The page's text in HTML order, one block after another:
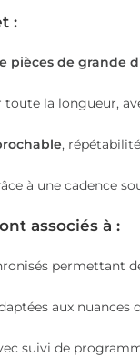
:
pièces de grande
toute la longueur,
,
à une cadence
associés à :
permettant
aux nuances
suivi de